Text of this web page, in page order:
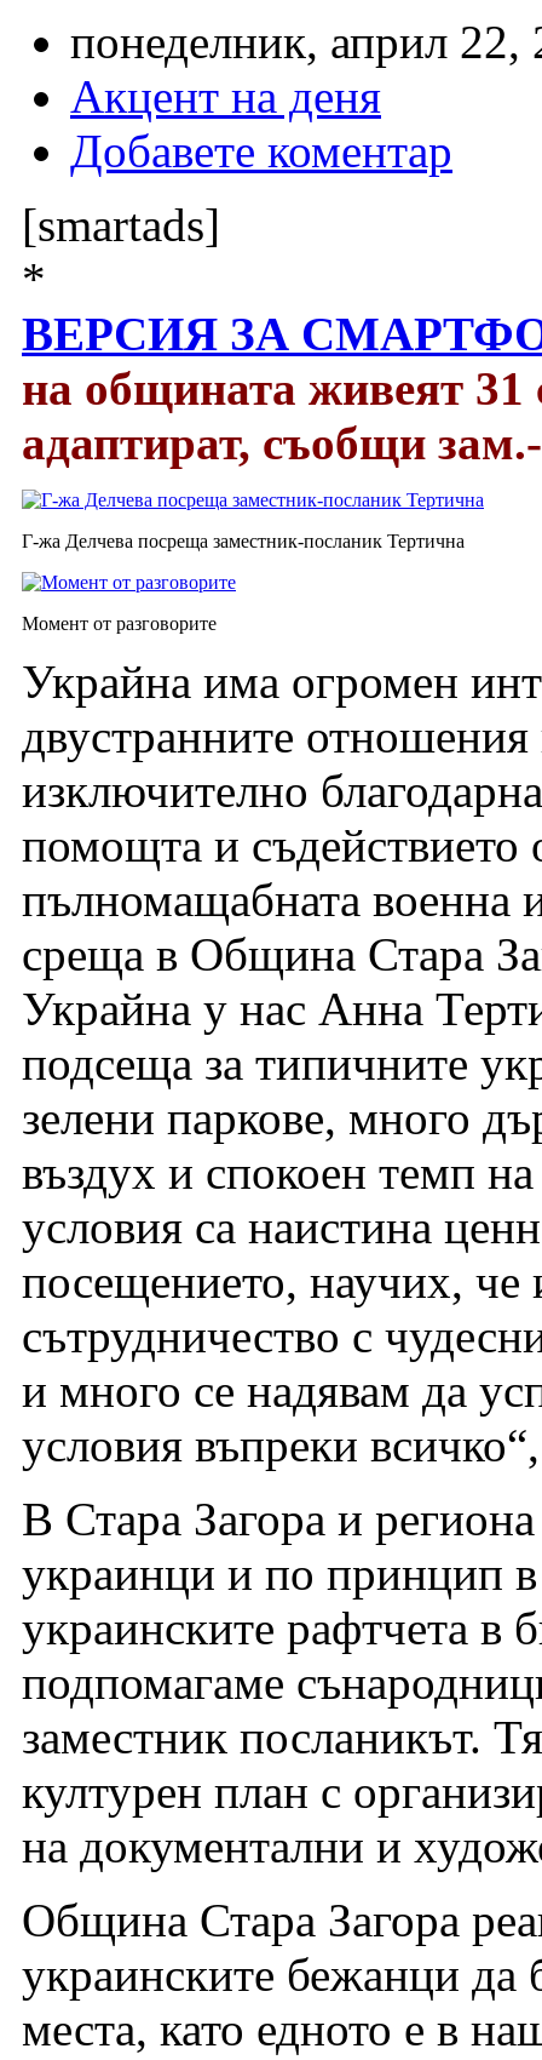
понеделник, април 22,
Акцент на деня
Добавете коментар
[smartads]
*
ВЕРСИЯ ЗА
на общината живеят 31
адаптират, съобщи
Г-жа Делчева посреща заместник-посланик Тертична
Момент от разговорите
Украйна има огромен
двустранните отношения
изключително
помощта и съдействието
пълномащабната военна
среща в Община Стара
Украйна у нас Анна
подсеща за типичните
зелени паркове, много
въздух и спокоен темп
условия са наистина
посещението, научих, че
сътрудничество с
и много се надявам да
условия въпреки
В Стара Загора и
украинци и по принцип в
украинските рафтчета в
подпомагаме
заместник посланикът.
културен план с
на документални и
Община Стара Загора
украинските бежанци да
места, като едното е в